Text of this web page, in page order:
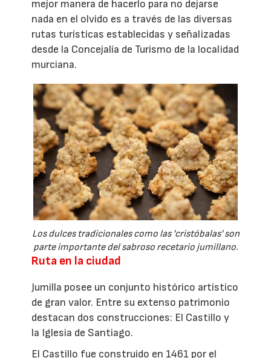
mejor manera de hacerlo para no dejarse
nada en el olvido es a través de las diversas
rutas turísticas establecidas y señalizadas
desde la Concejalía de Turismo de la localidad
murciana.
Los dulces tradicionales como las 'cristóbalas' son
parte importante del sabroso recetario jumillano.
Ruta en la ciudad
Jumilla posee un conjunto histórico artístico
de gran valor. Entre su extenso patrimonio
destacan dos construcciones: El Castillo y
la Iglesia de Santiago.
El Castillo fue construido en 1461 por el